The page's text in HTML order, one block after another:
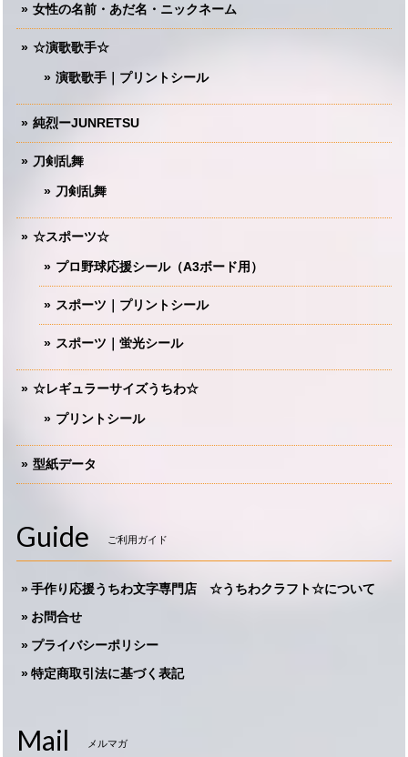
女性の名前・あだ名・ニックネーム
☆演歌歌手☆
演歌歌手｜プリントシール
純烈ーJUNRETSU
刀剣乱舞
刀剣乱舞
☆スポーツ☆
プロ野球応援シール（A3ボード用）
スポーツ｜プリントシール
スポーツ｜蛍光シール
☆レギュラーサイズうちわ☆
プリントシール
型紙データ
Guide ご利用ガイド
手作り応援うちわ文字専門店 ☆うちわクラフト☆について
お問合せ
プライバシーポリシー
特定商取引法に基づく表記
Mail メルマガ